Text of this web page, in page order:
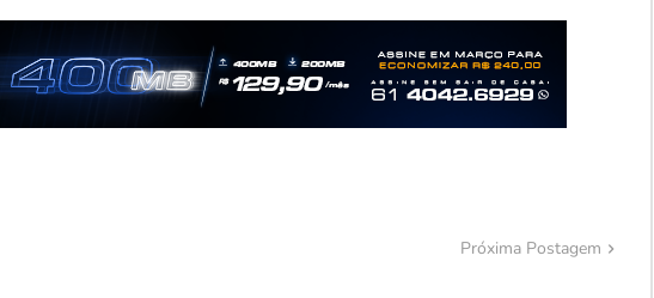
Próxima Postagem